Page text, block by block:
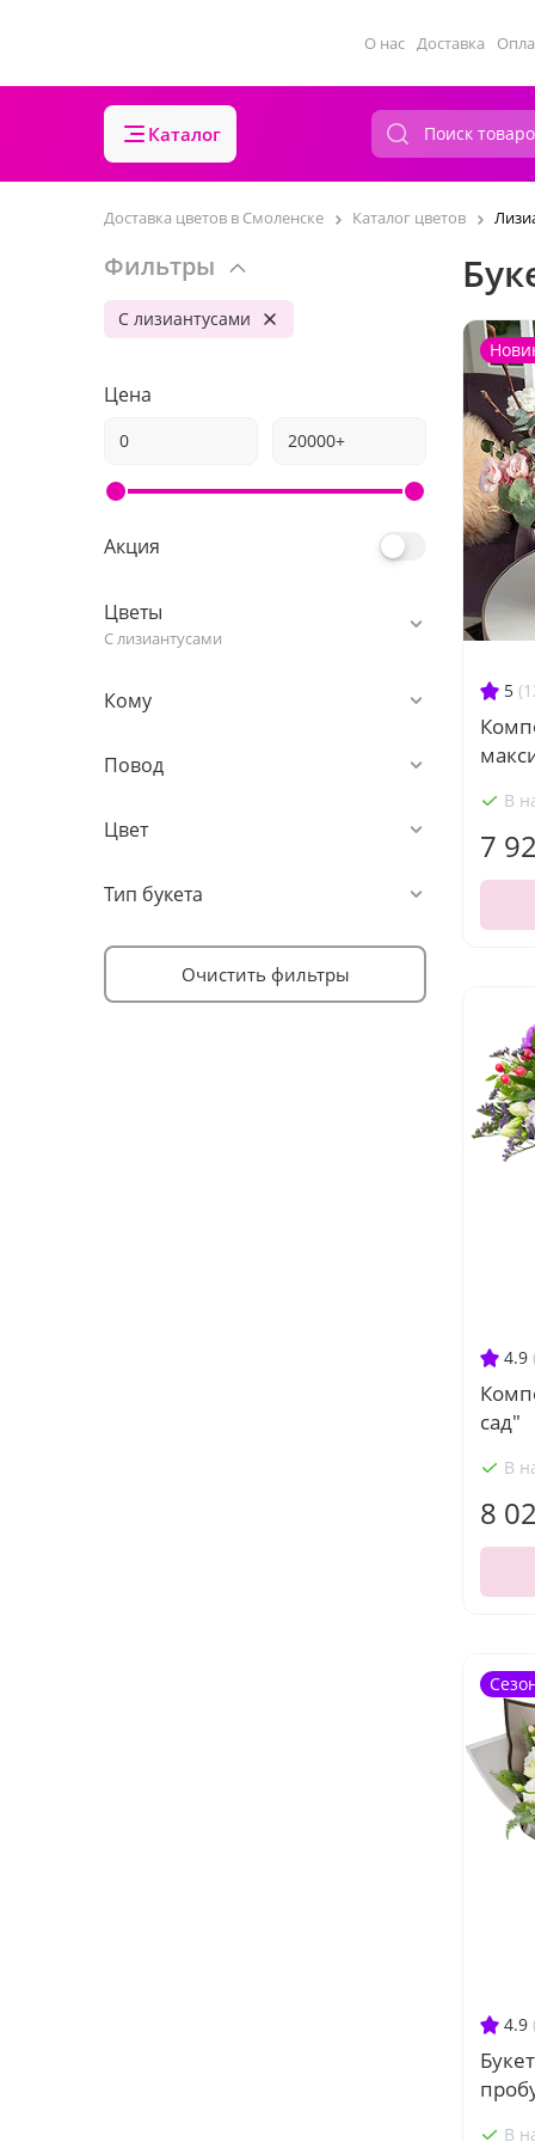
О нас Доставка
Каталог
Доставка цветов в Смоленске Каталог цветов
Фильтры
С лизиантусами
Цена
Акция
Цветы
С лизиантусами
Кому
Повод
Цвет
Тип букета
Очистить фильтры
5
В
7
4.9
сад"
В
8
4.9
В